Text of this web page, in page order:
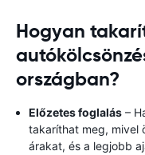
Hogyan
országban?
Előzetes foglalás –
takaríthat meg, mivel
árakat, és a legjobb